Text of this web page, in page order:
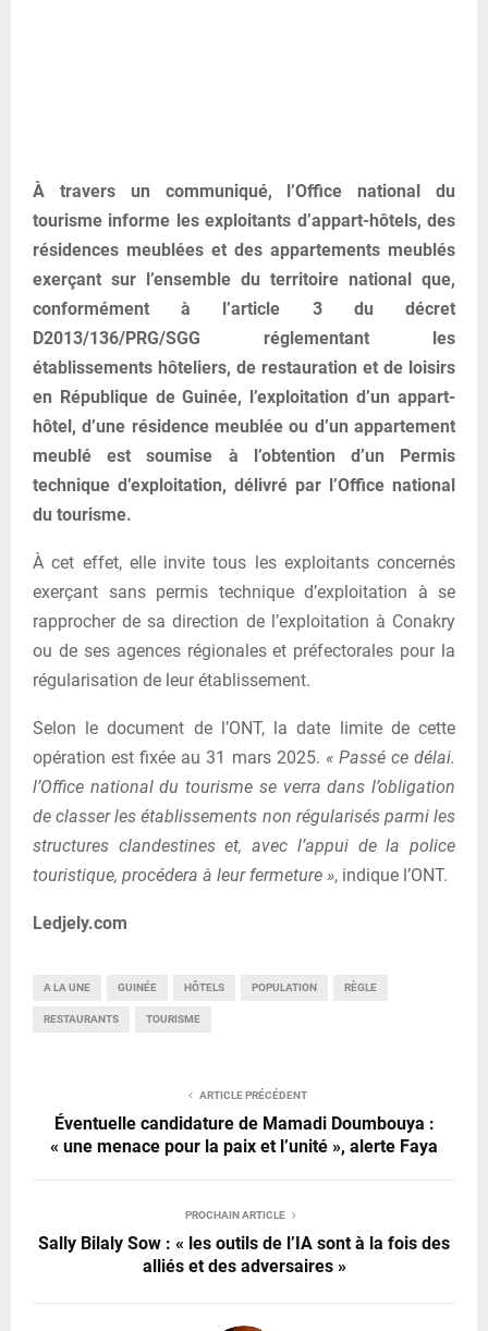
À travers un communiqué, l’Office national du
tourisme informe les exploitants d’appart-hôtels, des
résidences meublées et des appartements meublés
exerçant sur l’ensemble du territoire national que,
conformément à l’article 3 du décret
D2013/136/PRG/SGG réglementant les
établissements hôteliers, de restauration et de loisirs
en République de Guinée, l’exploitation d’un appart-
hôtel, d’une résidence meublée ou d’un appartement
meublé est soumise à l’obtention d’un Permis
technique d’exploitation, délivré par l’Office national
du tourisme.
À cet effet, elle invite tous les exploitants concernés
exerçant sans permis technique d’exploitation à se
rapprocher de sa direction de l’exploitation à Conakry
ou de ses agences régionales et préfectorales pour la
régularisation de leur établissement.
Selon le document de l’ONT, la date limite de cette
opération est fixée au 31 mars 2025. « Passé ce délai.
l’Office national du tourisme se verra dans l’obligation
de classer les établissements non régularisés parmi les
structures clandestines et, avec l’appui de la police
touristique, procédera à leur fermeture », indique l’ONT.
Ledjely.com
A LA UNE GUINÉE HÔTELS POPULATION RÈGLE
RESTAURANTS TOURISME
ARTICLE PRÉCÉDENT
Éventuelle candidature de Mamadi Doumbouya :
« une menace pour la paix et l’unité », alerte Faya
PROCHAIN ARTICLE
Sally Bilaly Sow : « les outils de l’IA sont à la fois des
alliés et des adversaires »